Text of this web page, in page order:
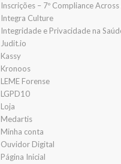
Inscrições – 7º Compliance
Integra Culture
Integridade e Privacidade na
Judit.io
Kassy
Kronoos
LEME Forense
LGPD10
Loja
Medartis
Minha conta
Ouvidor Digital
Página Inicial